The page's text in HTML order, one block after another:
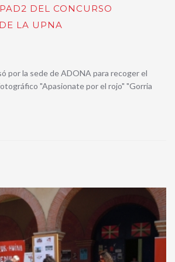
DEL CONCURSO
LA UPNA
por la sede de ADONA para recoger el
"Apasionate por el rojo" "Gorria